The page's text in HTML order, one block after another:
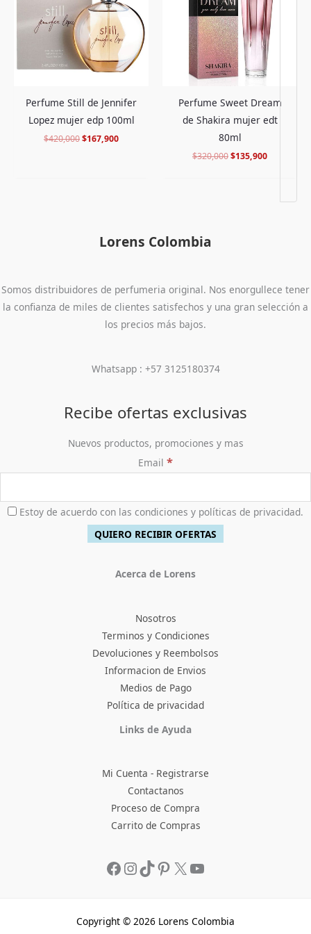
Perfume Still de Jennifer
Lopez mujer edp 100ml
$420,000$167,900
Perfume Sweet Dream
de Shakira mujer edt
80ml
$320,000$135,900
Lorens Colombia
Somos distribuidores de perfumeria original. Nos enorgullece tener
la confianza de miles de clientes satisfechos y una gran selección a
los precios más bajos.
Whatsapp : +57 3125180374
Recibe ofertas exclusivas
Nuevos productos, promociones y mas
Email *
Estoy de acuerdo con las condiciones y políticas de privacidad.
Acerca de Lorens
Nosotros
Terminos y Condiciones
Devoluciones y Reembolsos
Informacion de Envios
Medios de Pago
Política de privacidad
Links de Ayuda
Mi Cuenta - Registrarse
Contactanos
Proceso de Compra
Carrito de Compras
Facebook
Instagram
TikTokPinterest
Copyright © 2026 Lorens Colombia